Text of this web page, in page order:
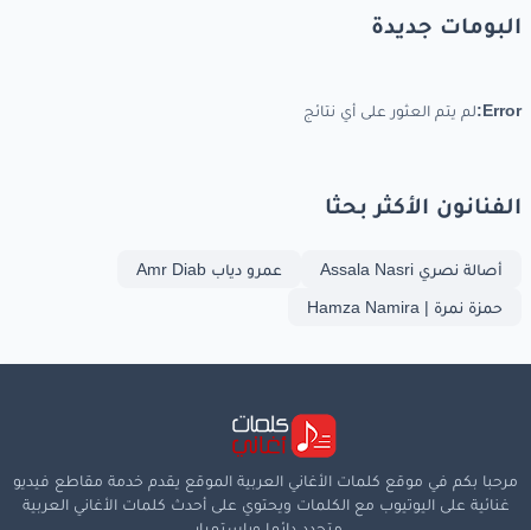
البومات جديدة
Error: لم يتم العثور على أي نتائج
الفنانون الأكثر بحثا
أصالة نصري Assala Nasri
عمرو دياب Amr Diab
حمزة نمرة | Hamza Namira
مرحبا بكم في موقع كلمات الأغاني العربية الموقع يقدم خدمة مقاطع فيديو
غنائية على اليوتيوب مع الكلمات ويحتوي على أحدث كلمات الأغاني العربية